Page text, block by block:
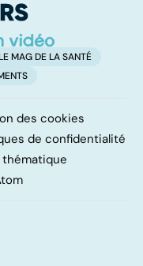
MAG DE LA SANTÉ
des cookies
de confidentialité
thématique